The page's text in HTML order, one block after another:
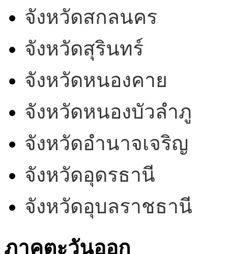
จังหวัดสกลนคร
จังหวัดสุรินทร์
จังหวัดหนองคาย
จังหวัดหนองบัวลำภู
จังหวัดอำนาจเจริญ
จังหวัดอุดรธานี
จังหวัดอุบลราชธานี
ภาคตะวันออก